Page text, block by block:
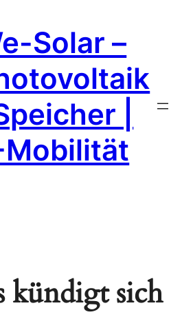
Solar –
|
Mobilität
kündigt sich